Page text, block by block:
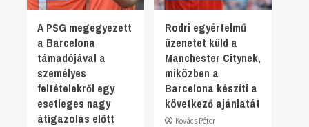
A PSG megegyezett
a Barcelona
támadójával a
személyes
feltételekről egy
esetleges nagy
átigazolás előtt
Rodri egyértelmű
üzenetet küld a
Manchester Citynek,
miközben a
Barcelona készíti a
következő ajánlatát
Kovács Péter